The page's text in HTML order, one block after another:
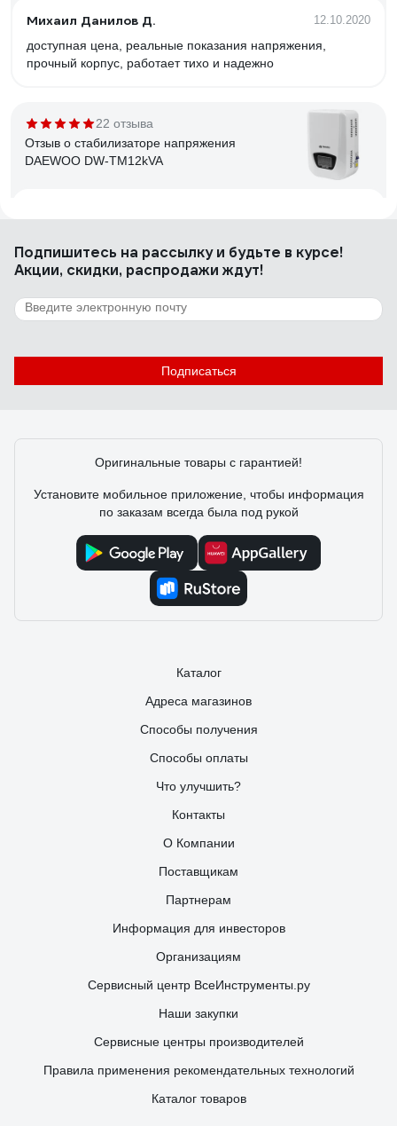
Михаил Данилов Д. 12.10.2020
доступная цена, реальные показания напряжения,
прочный корпус, работает тихо и надежно
22 отзыва
Отзыв о стабилизаторе напряжения
DAEWOO DW-TM12kVA
Байпас
3 отзыва
надежное решение. Рекомендую.
Подпишитесь на рассылкуи будьте в курсе!
Акции, скидки, распродажи ждут!
Подписаться
Оригинальные товары с гарантией!
Установите мобильное приложение, чтобы информация
по заказам всегда была под рукой
Каталог
Адреса магазинов
Способы получения
Способы оплаты
Что улучшить?
Контакты
О Компании
Поставщикам
Партнерам
Информация для инвесторов
Организациям
Сервисный центр ВсеИнструменты.ру
Наши закупки
Сервисные центры производителей
Правила применения рекомендательных технологий
Каталог товаров